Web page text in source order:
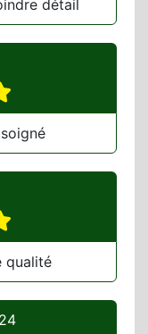
détail
qualité